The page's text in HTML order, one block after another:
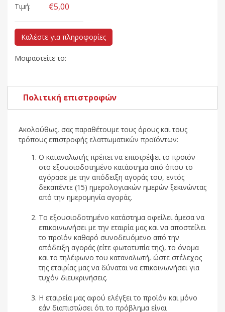
Τιμή:
€5,00
Καλέστε για πληροφορίες
Μοιραστείτε το:
Πολιτική επιστροφών
Ακολούθως, σας παραθέτουμε τους όρους και τους
τρόπους επιστροφής ελαττωματικών προϊόντων:
Ο καταναλωτής πρέπει να επιστρέψει το προϊόν
στο εξουσιοδοτημένο κατάστημα από όπου το
αγόρασε με την απόδειξη αγοράς του, εντός
δεκαπέντε (15) ημερολογιακών ημερών ξεκινώντας
από την ημερομηνία αγοράς.
Το εξουσιοδοτημένο κατάστημα οφείλει άμεσα να
επικοινωνήσει με την εταιρία μας και να αποστείλει
το προϊόν καθαρό συνοδευόμενο από την
απόδειξη αγοράς (είτε φωτοτυπία της), το όνομα
και το τηλέφωνο του καταναλωτή, ώστε στέλεχος
της εταιρίας μας να δύναται να επικοινωνήσει για
τυχόν διευκρινήσεις.
Η εταιρεία μας αφού ελέγξει το προϊόν και μόνο
εάν διαπιστώσει ότι το πρόβλημα είναι